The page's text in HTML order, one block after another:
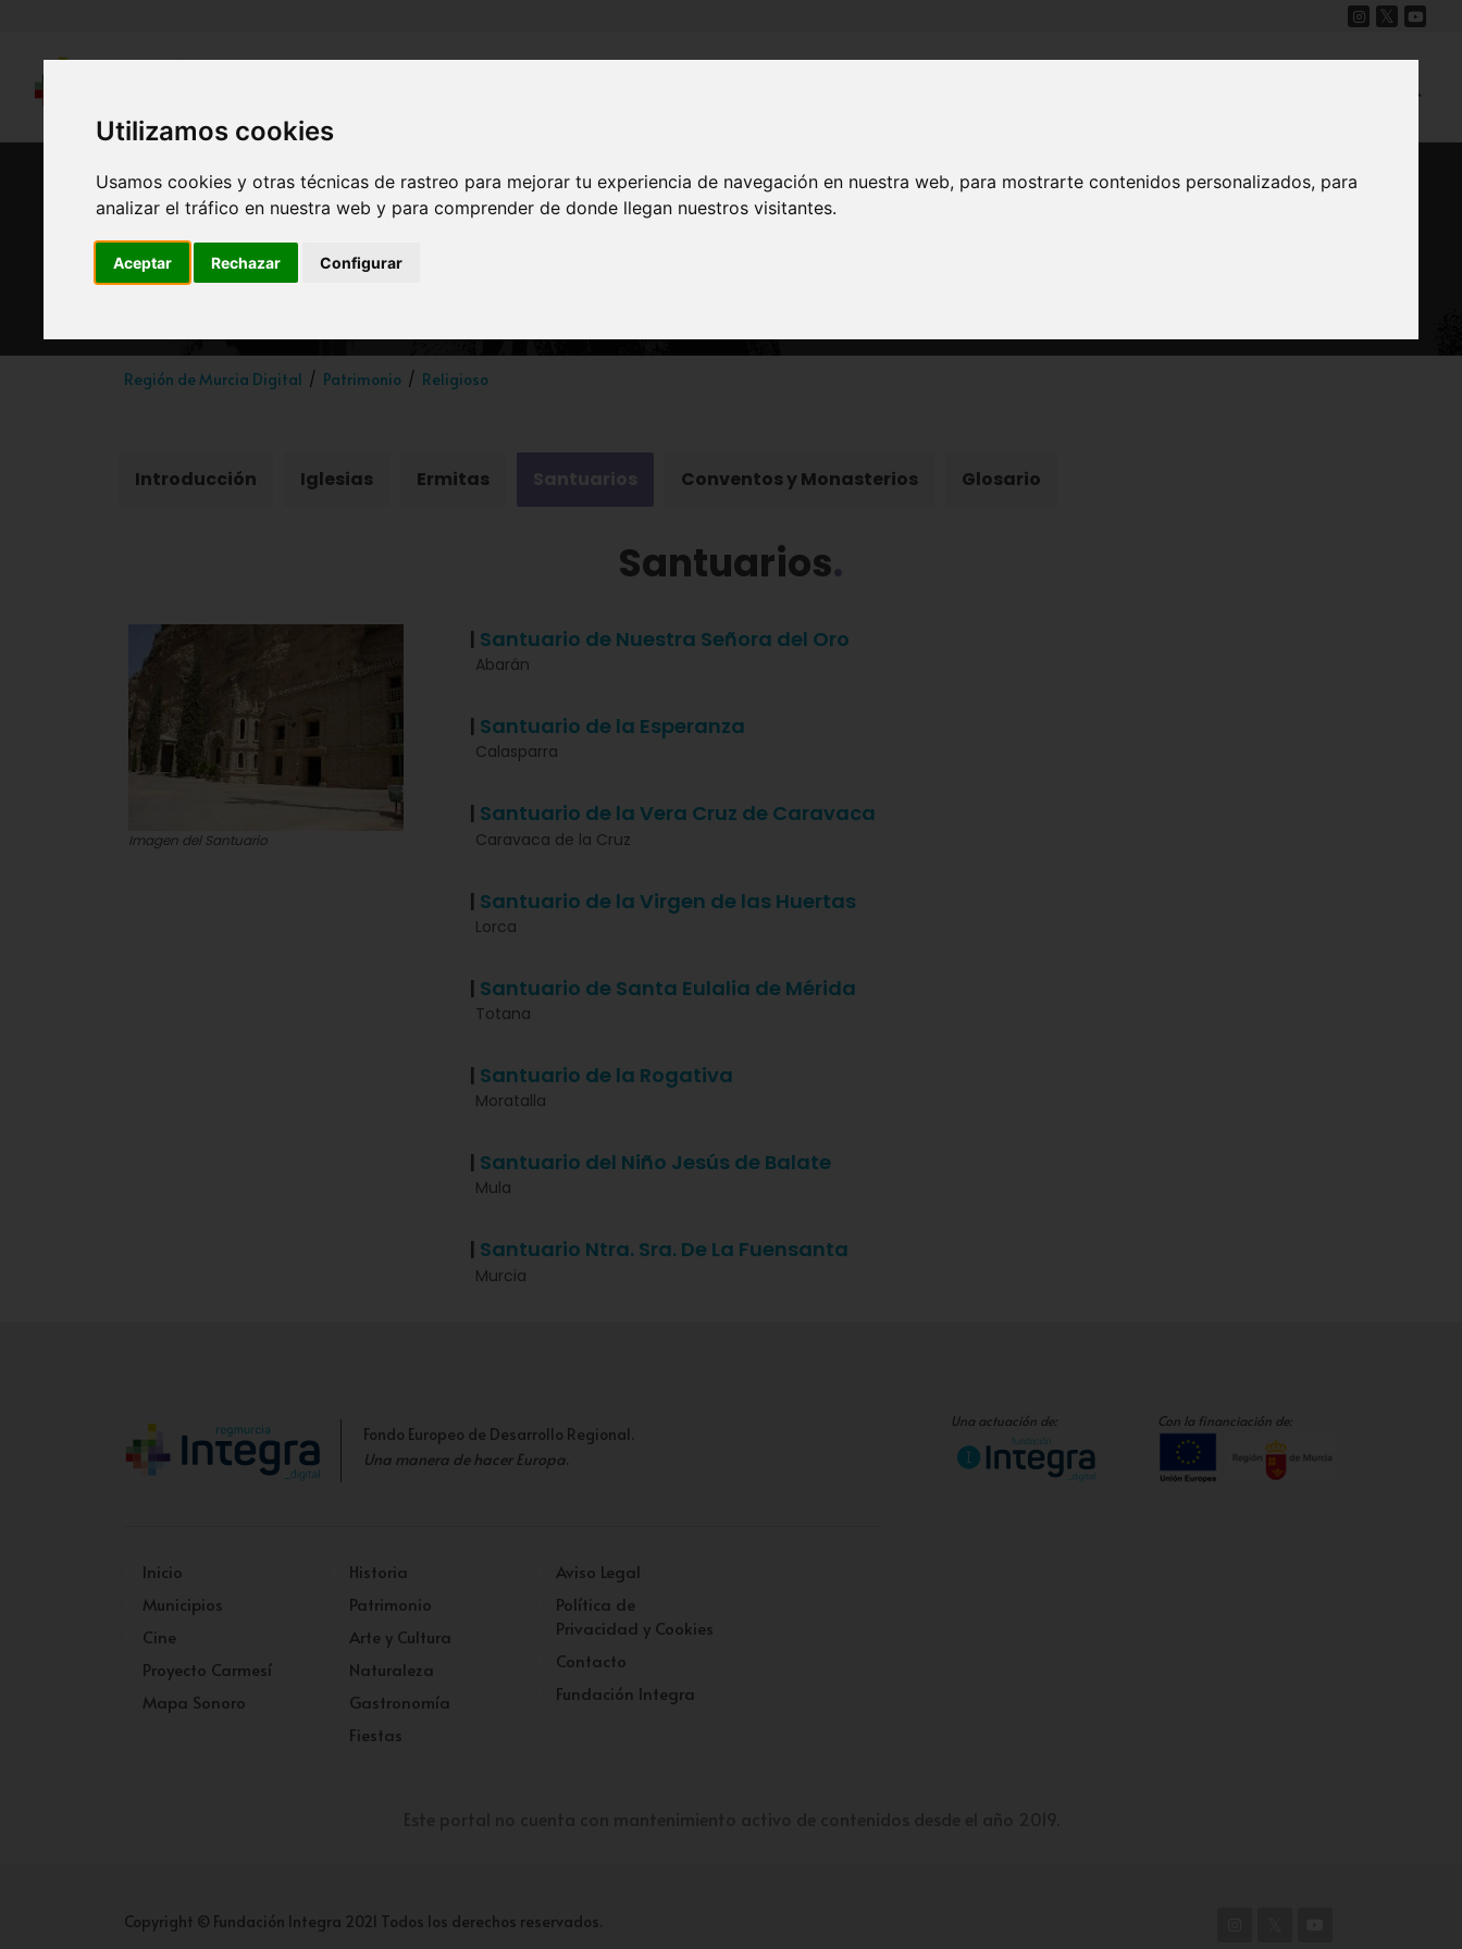
Utilizamos cookies
Usamos cookies y otras técnicas de rastreo para mejorar tu experiencia de navegación en nuestra web, para mostrarte contenidos personalizados, para
analizar el tráfico en nuestra web y para comprender de donde llegan nuestros visitantes.
Aceptar Rechazar Configurar
PATRIMONIO
Región de Murcia Digital Patrimonio Religioso
Introducción Iglesias Ermitas Santuarios Conventos y Monasterios Glosario
Santuarios
| Santuario de Nuestra Señora del Oro
Abarán
| Santuario de la Esperanza
Calasparra
| Santuario de la Vera Cruz de Caravaca
Caravaca de la Cruz
| Santuario de la Virgen de las Huertas
Lorca
| Santuario de Santa Eulalia de Mérida
Totana
| Santuario de la Rogativa
Moratalla
| Santuario del Niño Jesús de Balate
Mula
| Santuario Ntra. Sra. De La Fuensanta
Murcia
Imagen del Santuario
Fondo Europeo de Desarrollo Regional.
Una manera de hacer Europa.
Inicio
Municipios
Cine
Proyecto Carmesí
Mapa Sonoro
Historia
Patrimonio
Arte y Cultura
Naturaleza
Gastronomía
Fiestas
Aviso Legal
Política de
Privacidad y Cookies
Contacto
Fundación Integra
Una actuación de: Con la financiación de:
Copyright © Fundación Integra 2021 Todos los derechos reservados.